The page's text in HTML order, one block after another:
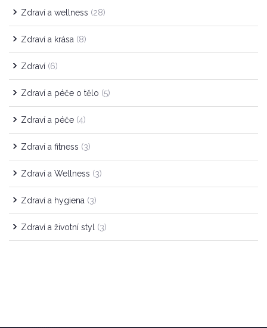
Zdraví a wellness (28)
Zdraví a krása (8)
Zdraví (6)
Zdraví a péče o tělo (5)
Zdraví a péče (4)
Zdraví a fitness (3)
Zdraví a Wellness (3)
Zdraví a hygiena (3)
Zdraví a životní styl (3)